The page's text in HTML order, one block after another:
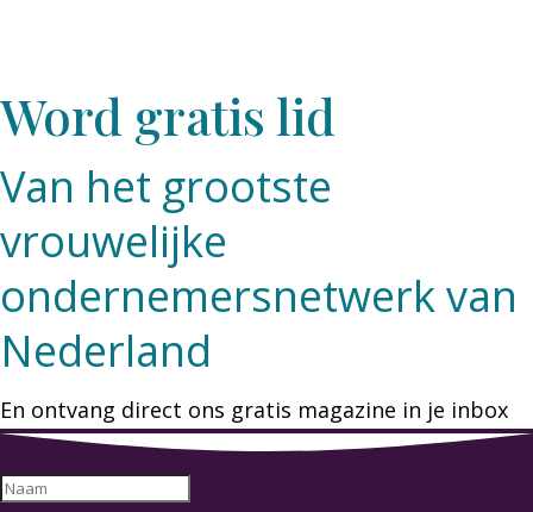
Word gratis lid
Van het grootste
vrouwelijke
ondernemersnetwerk van
Nederland
En ontvang direct ons gratis magazine in je inbox